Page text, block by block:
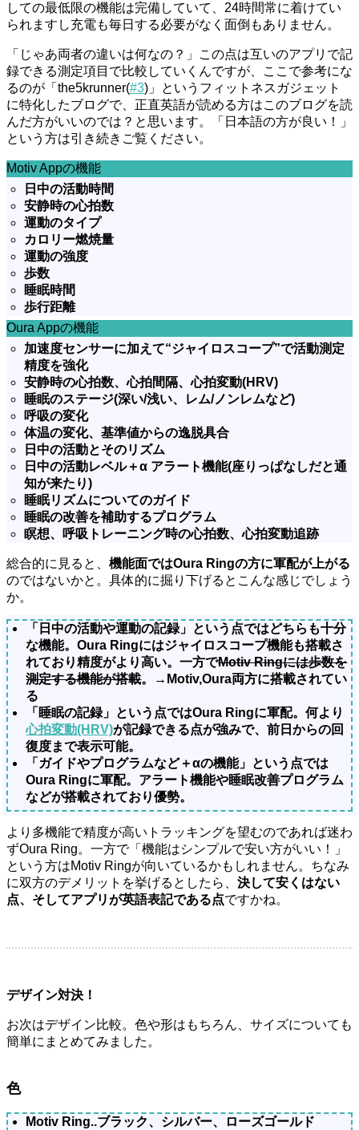
しての最低限の機能は完備していて、24時間常に着けてい
られますし充電も毎日する必要がなく面倒もありません。
「じゃあ両者の違いは何なの？」この点は互いのアプリで記
録できる測定項目で比較していくんですが、ここで参考にな
るのが「the5krunner(#3)」というフィットネスガジェット
に特化したブログで、正直英語が読める方はこのブログを読
んだ方がいいのでは？と思います。「日本語の方が良い！」
という方は引き続きご覧ください。
Motiv Appの機能
日中の活動時間
安静時の心拍数
運動のタイプ
カロリー燃焼量
運動の強度
歩数
睡眠時間
歩行距離
Oura Appの機能
加速度センサーに加えて“ジャイロスコープ”で活動測定
精度を強化
安静時の心拍数、心拍間隔、心拍変動(HRV)
睡眠のステージ(深い/浅い、レム/ノンレムなど)
呼吸の変化
体温の変化、基準値からの逸脱具合
日中の活動とそのリズム
日中の活動レベル＋α アラート機能(座りっぱなしだと通
知が来たり)
睡眠リズムについてのガイド
睡眠の改善を補助するプログラム
瞑想、呼吸トレーニング時の心拍数、心拍変動追跡
総合的に見ると、 機能面ではOura Ringの方に軍配が上がる
のではないかと。具体的に掘り下げるとこんな感じでしょう
か。
「日中の活動や運動の記録」という点ではどちらも十分
な機能。Oura Ringにはジャイロスコープ機能も搭載さ
れており精度がより高い。一方でMotiv Ringには歩数を
測定する機能が搭載。→Motiv,Oura両方に搭載されてい
る
「睡眠の記録」という点ではOura Ringに軍配。何より
心拍変動(HRV)が記録できる点が強みで、前日からの回
復度まで表示可能。
「ガイドやプログラムなど＋αの機能」という点では
Oura Ringに軍配。アラート機能や睡眠改善プログラム
などが搭載されており優勢。
より多機能で精度が高いトラッキングを望むのであれば迷わ
ずOura Ring。一方で「機能はシンプルで安い方がいい！」
という方はMotiv Ringが向いているかもしれません。ちなみ
に双方のデメリットを挙げるとしたら、 決して安くはない
点、そしてアプリが英語表記である点ですかね。
デザイン対決！
お次はデザイン比較。色や形はもちろん、サイズについても
簡単にまとめてみました。
色
Motiv Ring..ブラック、シルバー、ローズゴールド